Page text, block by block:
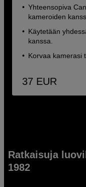
Yhteensopiva
kameroiden
Käytetään
kanssa.
Korvaa kamerasi
37 EUR
Ratkaisuja
1982